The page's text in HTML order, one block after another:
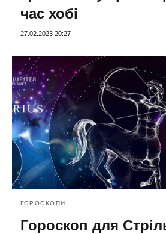
час хобі
27.02.2023 20:27
ГОРОСКОПИ
Гороскоп для